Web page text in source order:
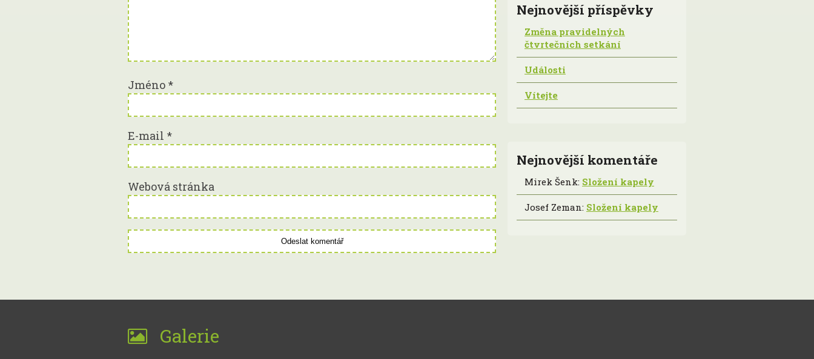
Jméno *
E-mail *
Webová stránka
Nejnovější příspěvky
Změna pravidelných
čtvrtečních setkání
Události
Vítejte
Nejnovější komentáře
Mirek Šenk: Složení kapely
Josef Zeman: Složení kapely
Galerie